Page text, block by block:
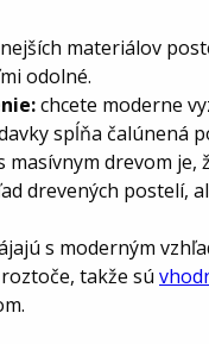
materiálov
odolné.
chcete moderne
spĺňa čalúnená
drevom je,
drevených postelí,
s moderným
takže sú